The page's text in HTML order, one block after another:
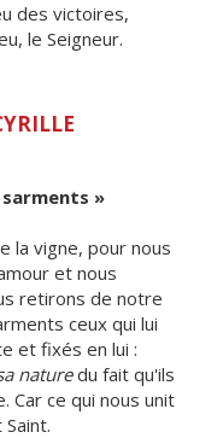
des victoires,
le Seigneur.
sarments »
la vigne, pour nous
et nous
retirons de notre
ceux qui lui
et fixés en lui :
naturedu fait qu'ils
Car ce qui nous unit